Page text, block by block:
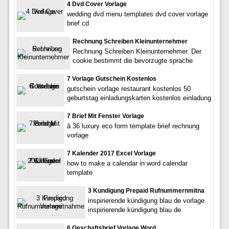
4 Dvd Cover Vorlage
wedding dvd menu templates dvd cover vorlage
brief cd
Rechnung Schreiben Kleinunternehmer
Rechnung Schreiben Kleinunternehmer. Der
cookie bestimmt die bevorzugte sprache
7 Vorlage Gutschein Kostenlos
gutschein vorlage restaurant kostenlos 50
geburtstag einladungskarten kostenlos einladung
7 Brief Mit Fenster Vorlage
â 36 luxury eco form template brief rechnung
vorlage
7 Kalender 2017 Excel Vorlage
how to make a calendar in word calendar
template
3 Kundigung Prepaid Rufnummernmitna
inspirierende kündigung blau de vorlage
inspirierende kündigung blau de